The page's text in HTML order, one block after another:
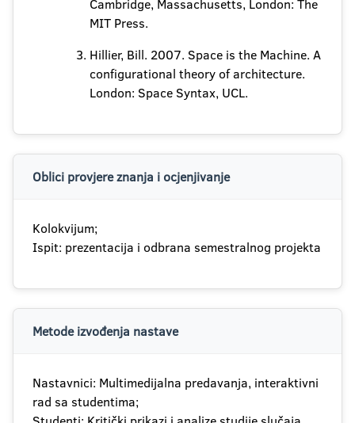
Cambridge, Massachusetts, London: The
MIT Press.
Hillier, Bill. 2007. Space is the Machine. A
configurational theory of architecture.
London: Space Syntax, UCL.
Oblici provjere znanja i ocjenjivanje
Kolokvijum;
Ispit: prezentacija i odbrana semestralnog projekta
Metode izvođenja nastave
Nastavnici: Multimedijalna predavanja, interaktivni
rad sa studentima;